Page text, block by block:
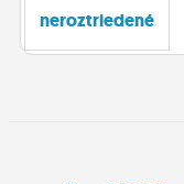
BLOGY
neroztriedené